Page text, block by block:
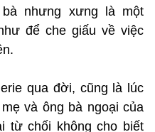
nhưng xưng là một
để che giấu về việc
qua đời, cũng là lúc
và ông bà ngoại của
từ chối không cho biết